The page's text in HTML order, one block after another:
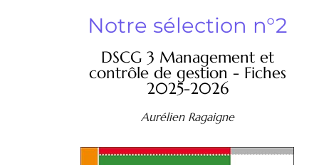
Notre sélection n°2
DSCG 3 Management et
contrôle de gestion - Fiches
2025-2026
Aurélien Ragaigne